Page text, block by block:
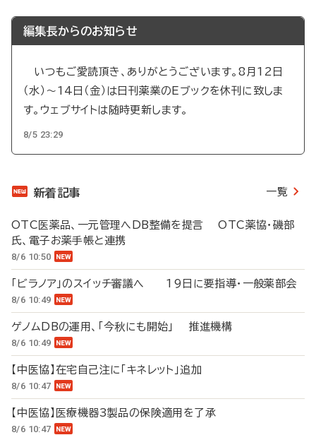
編集長からのお知らせ
いつもご愛読頂き、ありがとうございます。8月12日
（水）～14日（金）は日刊薬業のEブックを休刊に致しま
す。ウェブサイトは随時更新します。
8/5 23:29
新着記事 一覧
OTC医薬品、一元管理へDB整備を提言 OTC薬協・磯部
氏、電子お薬手帳と連携
8/6 10:50
「ビラノア」のスイッチ審議へ 19日に要指導・一般薬部会
8/6 10:49
ゲノムDBの運用、「今秋にも開始」 推進機構
8/6 10:49
【中医協】在宅自己注に「キネレット」追加
8/6 10:47
【中医協】医療機器3製品の保険適用を了承
8/6 10:47